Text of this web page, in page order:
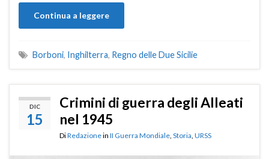
Continua a leggere
Borboni, Inghilterra, Regno delle Due Sicilie
DIC
15
Crimini di guerra degli Alleati
nel 1945
DiRedazionein II Guerra Mondiale, Storia, URSS